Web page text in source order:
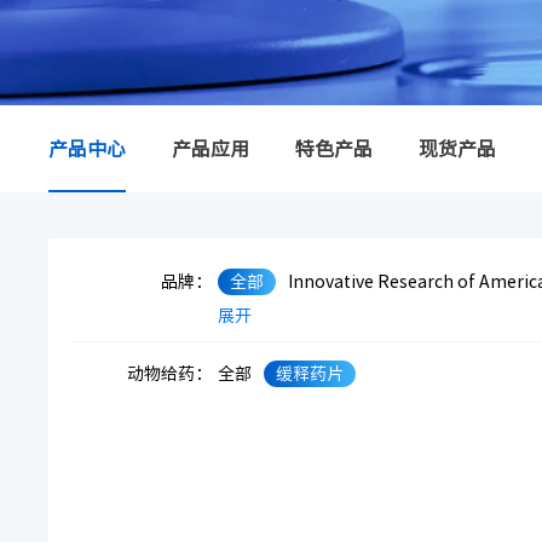
产品中心 产品应用 特色产品 现货产品
品牌： 全部
Innovative Research of
展开
动物给药： 全部 缓释药片